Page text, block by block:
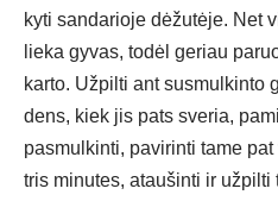
ky­ti san­da­rio­je dė­žu­tė­je. Net
lie­ka gy­vas, to­dėl ge­riau
kar­to. Už­pil­ti ant su­smul­kin­to
dens, kiek jis pa­ts sve­ria,
pa­smul­kin­ti, pa­vi­rin­ti ta­me
tris mi­nu­tes, atau­šin­ti ir